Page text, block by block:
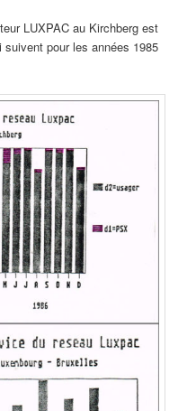
LUXPAC au Kirchberg est
pour les années 1985